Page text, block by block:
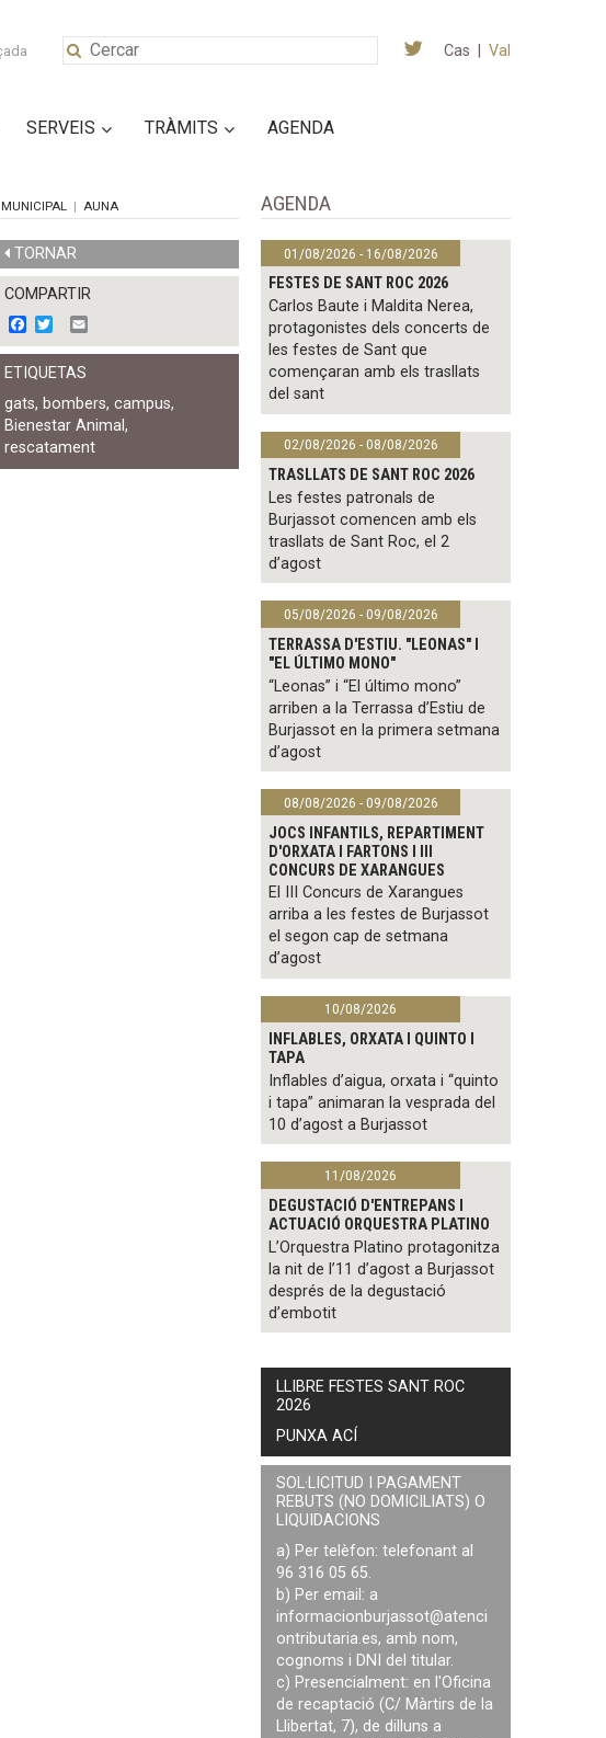
Cas Val
SERVEIS TRÀMITS AGENDA
MUNICIPAL AUNA
TORNAR
COMPARTIR
F
a
c
e
o
o
k
w
i
t
e
r
m
a
ETIQUETAS
gats, bombers,campus,
Bienestar Animal,
rescatament
AGENDA
01/08/2026 - 16/08/2026
FESTES DE SANT ROC 2026
Carlos Baute i Maldita Nerea,
protagonistes dels concerts de
les festes de Sant que
començaran amb els trasllats
del sant
02/08/2026 - 08/08/2026
TRASLLATS DE SANT ROC 2026
Les festes patronals de
Burjassot comencen amb els
trasllats de Sant Roc, el 2
d’agost
05/08/2026 - 09/08/2026
TERRASSA D'ESTIU. "LEONAS" I
"EL ÚLTIMO MONO"
“Leonas” i “El último mono”
arriben a la Terrassa d’Estiu de
Burjassot en la primera setmana
d’agost
08/08/2026 - 09/08/2026
JOCS INFANTILS, REPARTIMENT
D'ORXATA I FARTONS I III
CONCURS DE XARANGUES
El III Concurs de Xarangues
arriba a les festes de Burjassot
el segon cap de setmana
d’agost
10/08/2026
INFLABLES, ORXATA I QUINTO I
TAPA
Inflables d’aigua, orxata i “quinto
i tapa” animaran la vesprada del
10 d’agost a Burjassot
11/08/2026
DEGUSTACIÓ D'ENTREPANS I
ACTUACIÓ ORQUESTRA PLATINO
L’Orquestra Platino protagonitza
la nit de l’11 d’agost a Burjassot
després de la degustació
d’embotit
LLIBRE FESTES SANT ROC
2026
PUNXA ACÍ
SOL·LICITUD I PAGAMENT
REBUTS (NO DOMICILIATS) O
LIQUIDACIONS
a) Per telèfon: telefonant al
96 316 05 65.
b) Per email: a
informacionburjassot@atenci
ontributaria.es, amb nom,
cognoms i DNI del titular.
c) Presencialment: en l'Oficina
de recaptació (C/ Màrtirs de la
Llibertat, 7), de dilluns a